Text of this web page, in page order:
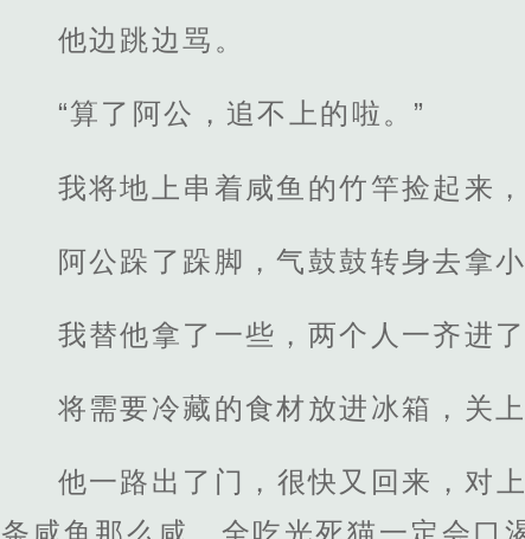
他边跳边骂。
“算了阿公，追不上的啦。”
我将地上串着咸鱼的竹竿捡起来
阿公跺了跺脚，气鼓鼓转身去拿
我替他拿了一些，两个人一齐进了
将需要冷藏的食材放进冰箱，关
他一路出了门，很快又回来，对